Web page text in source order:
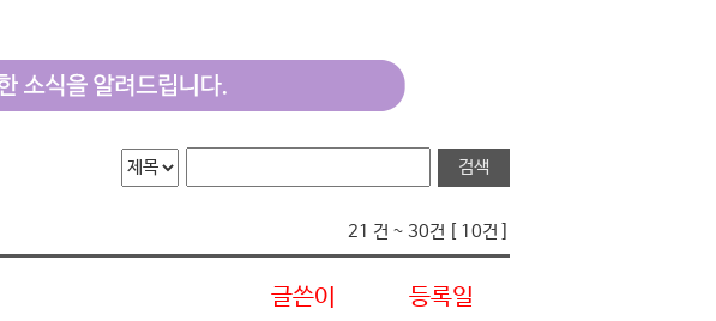
21 건 ~ 30건 [ 10건 ]
글쓴이 등록일